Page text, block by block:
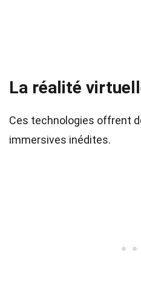
La réalité
Ces technologies offrent
immersives inédites.